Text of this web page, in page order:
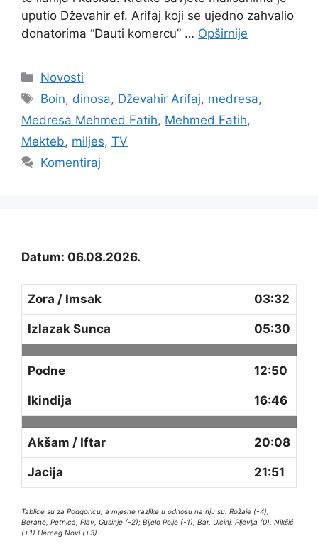
uputio Dževahir ef. Arifaj koji se ujedno zahvalio
donatorima “Dauti komercu” … Opširnije
Kategorije
Novosti
Oznake
Boin, dinosa, Dževahir Arifaj, medresa,
Medresa Mehmed Fatih, Mehmed Fatih,
Mekteb, miljes, TV
Komentiraj
Datum: 06.08.2026.
Zora / Imsak 03:32
Izlazak Sunca 05:30
Podne 12:50
Ikindija 16:46
Akšam / Iftar 20:08
Jacija 21:51
Tablice su za Podgoricu, a mjesne razlike u odnosu na nju su: Rožaje (-4);
Berane, Petnica, Plav, Gusinje (-2); Bijelo Polje (-1), Bar, Ulcinj, Pljevlja (0), Nikšić
(+1) Herceg Novi (+3)